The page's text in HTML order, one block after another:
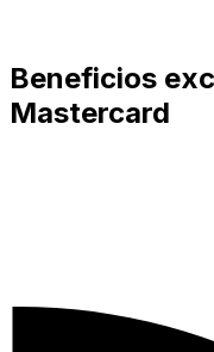
Beneficios
Mastercard